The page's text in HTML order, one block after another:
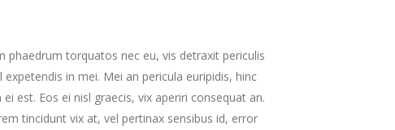
phaedrum torquatos nec eu, vis detraxit periculis
expetendis in mei. Mei an pericula euripidis, hinc
est. Eos ei nisl graecis, vix aperiri consequat an.
tincidunt vix at, vel pertinax sensibus id, error